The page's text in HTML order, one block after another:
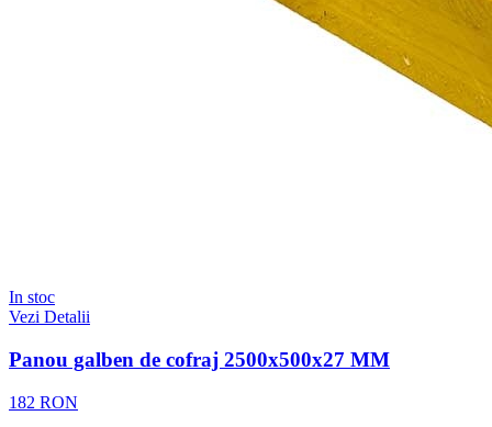
In stoc
Vezi Detalii
Panou galben de cofraj 2500x500x27 MM
182 RON